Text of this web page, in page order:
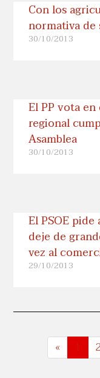
Con los
normativa de
30/10/2013
El PP vota
regional
Asamblea
30/10/2013
El PSOE
deje de
vez al
29/10/2013
« 1 2